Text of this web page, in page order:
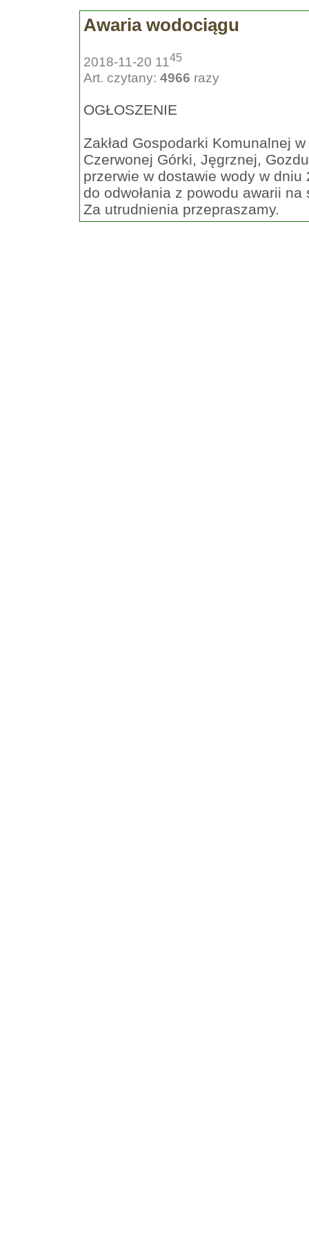
Awaria wodociągu
2018-11-20 1145
Art. czytany: 4966 razy
OGŁOSZENIE
Zakład Gospodarki Komunalnej
Czerwonej Górki, Jęgrznej,
przerwie w dostawie wody w
do odwołania z powodu awarii na
Za utrudnienia przepraszamy.